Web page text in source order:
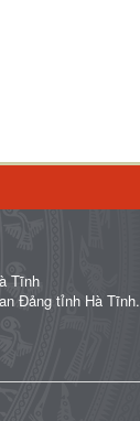
Tĩnh
Đảng tỉnh Hà Tĩnh.